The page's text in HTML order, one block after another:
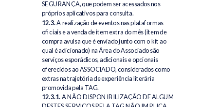
SEGURANÇA, que podem ser acessados nos
próprios aplicativos para consulta.
12.3. A realização de eventos nas plataformas
oficiais e a venda de item extra do mês (item de
compra avulsa que é enviado junto com o kit ao
qual é adicionado) na Área do Associado são
serviços esporádicos, adicionais e opcionais
oferecidos ao ASSOCIADO, considerados como
extras na trajetória de experiência literária
promovida pela TAG.
12.3.1.A NÃO DISPONIBILIZAÇÃO DE ALGUM